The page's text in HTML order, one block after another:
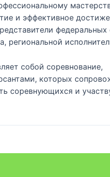
и эффективное
федеральных
региональной
собой соревнование,
которых
соревнующихся и